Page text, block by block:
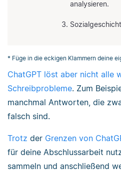
analysieren.
* Füge in die eckigen Klammern deine
ChatGPT löst aber nicht alle
Schreibprobleme. Zum
manchmal Antworten, die
falsch sind.
Trotz der Grenzen von
für deine Abschlussarbeit
sammeln und anschließend